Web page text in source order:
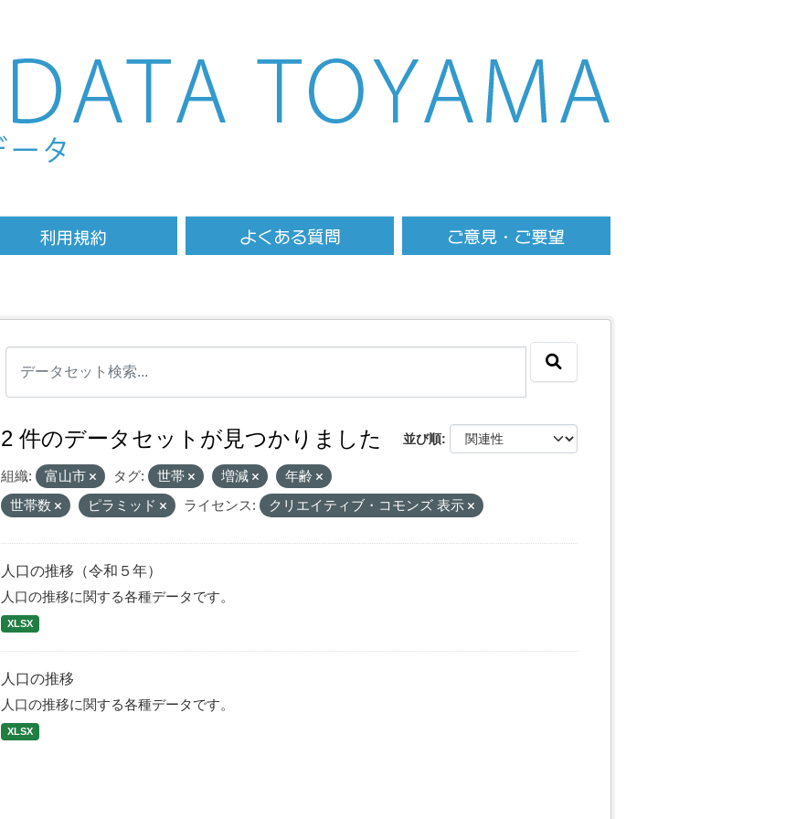
並び順
2 件のデータセットが見つかりました
組織: 富山市 タグ: 世帯 増減
年齢
世帯数
ピラミッド ライセンス: クリエイティブ・コモンズ 表示
人口の推移（令和５年）
人口の推移に関する各種データです。
XLSX
人口の推移
人口の推移に関する各種データです。
XLSX